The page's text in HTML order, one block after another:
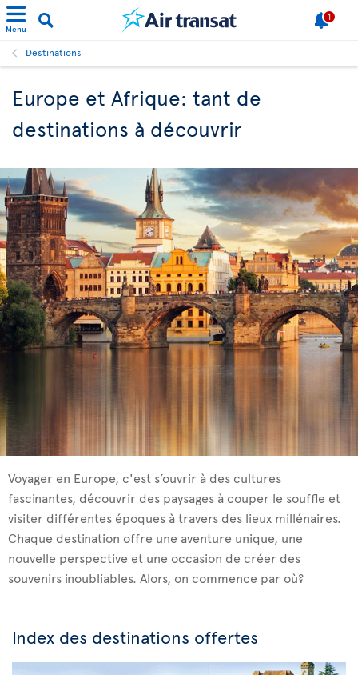
Menu
1
Destinations
Europe et Afrique: tant de
destinations à découvrir
Voyager en Europe, c'est s’ouvrir à des cultures
fascinantes, découvrir des paysages à couper le souffle et
visiter différentes époques à travers des lieux millénaires.
Chaque destination offre une aventure unique, une
nouvelle perspective et une occasion de créer des
souvenirs inoubliables. Alors, on commence par où?
Index des destinations offertes